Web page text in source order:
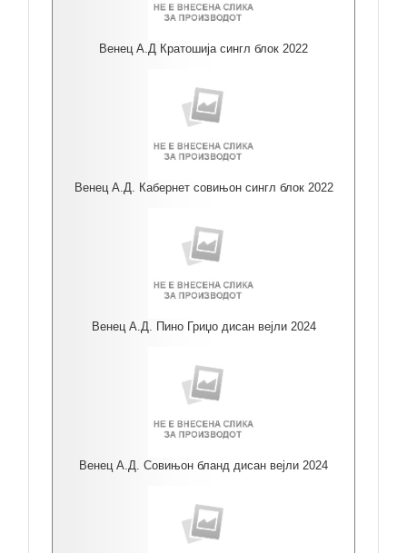
Венец А.Д Кратошија сингл блок 2022
Венец А.Д. Кабернет совињон сингл блок 2022
Венец А.Д. Пино Гриџо дисан вејли 2024
Венец А.Д. Совињон бланд дисан вејли 2024